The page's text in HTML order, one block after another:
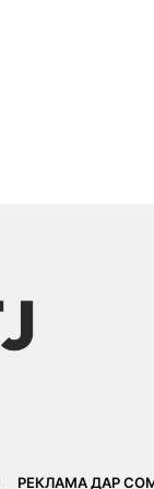
РЕКЛАМА ДАР